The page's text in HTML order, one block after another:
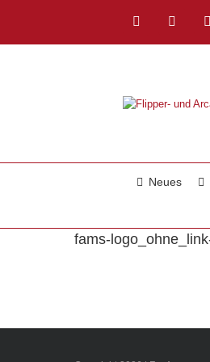
Facebook
Neues
fams-